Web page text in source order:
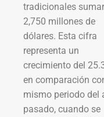
tradicionales
2,750 millones de
dólares. Esta cifra
representa un
crecimiento del
en comparación
mismo periodo del
pasado, cuando se